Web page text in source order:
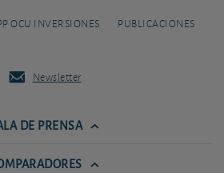
OCU INVERSIONES PUBLICACIONES
Newsletter
DE PRENSA